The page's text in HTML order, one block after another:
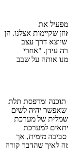
את
שקיימות אצלנו. הן
שיוצא דרך עצב
עידן. "אחרי
אותה על שבב
תוכנה ומדפסת תלת
שאפשר יהיה לשים
של מערכת
יתאים למערכת
מימית, אך
לאיך שהדבר קורה